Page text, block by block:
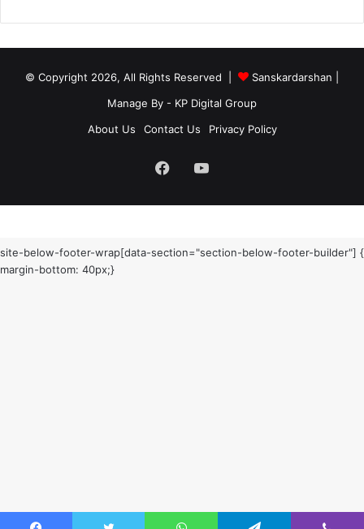
© Copyright 2026, All Rights Reserved | Sanskardarshan
Manage By - KP Digital Group
About Us
Contact Us Privacy Policy
FacebookYouTube
site-below-footer-wrap[data-section="section-below-footer-builder"] {
margin-bottom: 40px;}